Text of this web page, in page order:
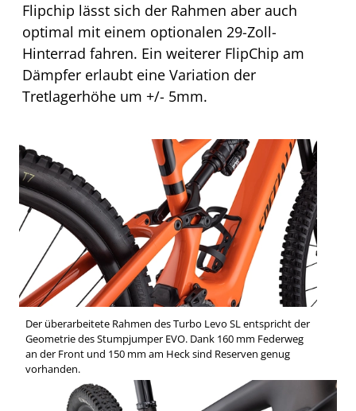
Flipchip lässt sich der Rahmen aber auch
optimal mit einem optionalen 29-Zoll-
Hinterrad fahren. Ein weiterer FlipChip am
Dämpfer erlaubt eine Variation der
Tretlagerhöhe um +/- 5mm.
Der überarbeitete Rahmen des Turbo Levo SL entspricht der
Geometrie des Stumpjumper EVO. Dank 160 mm Federweg
an der Front und 150 mm am Heck sind Reserven genug
vorhanden.